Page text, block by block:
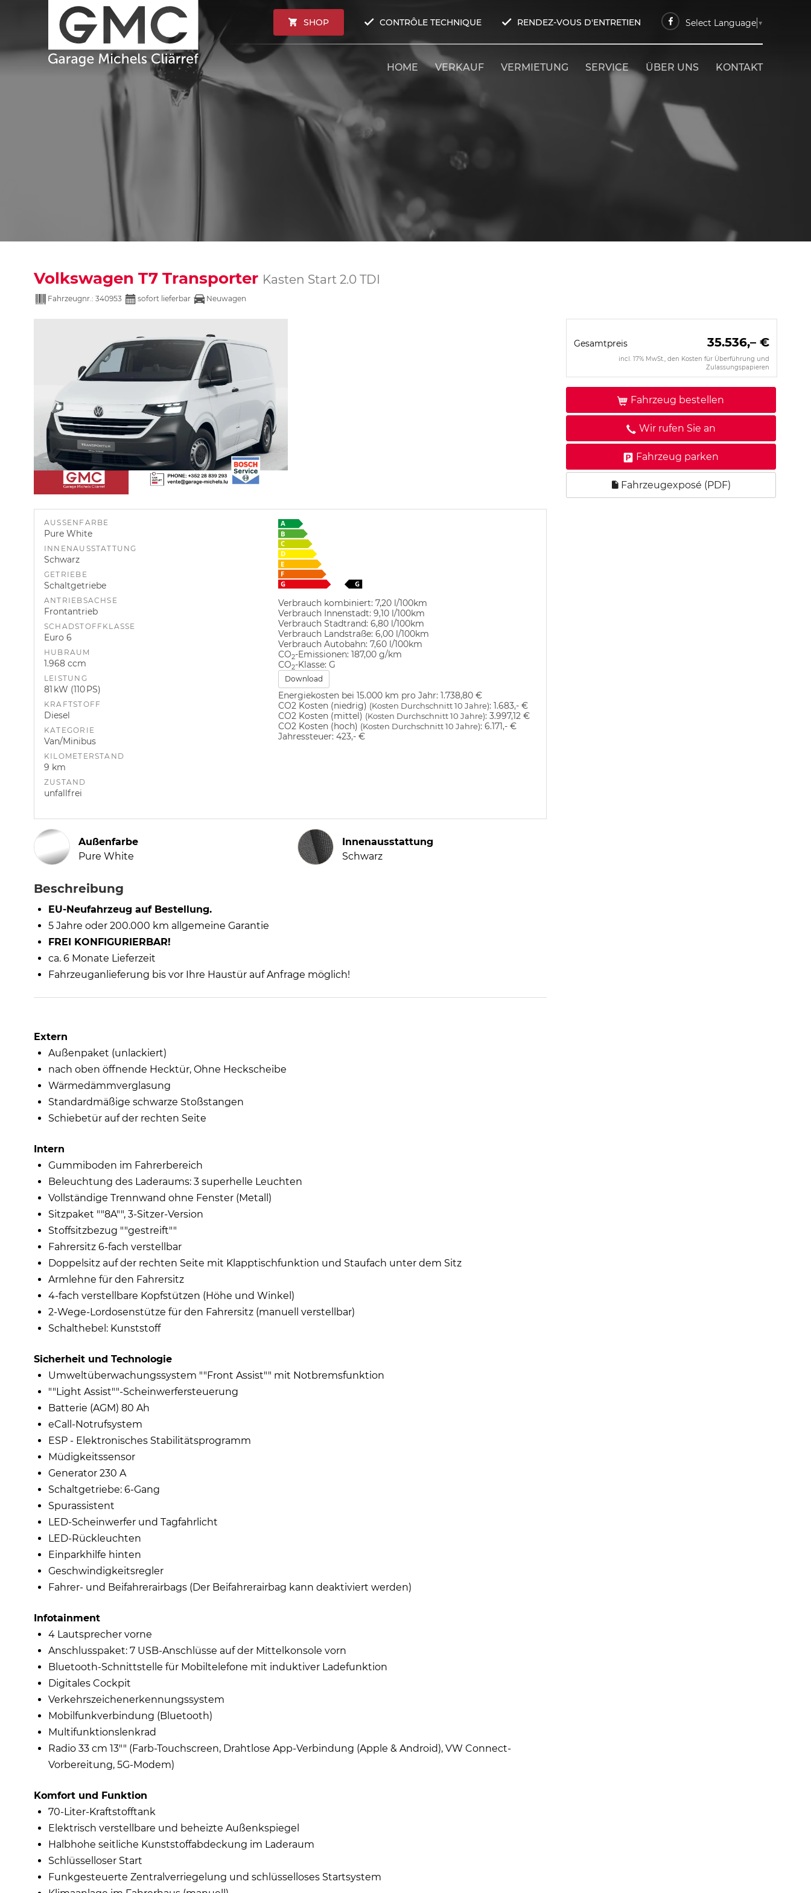
SHOP CONTRÔLE TECHNIQUE RENDEZ-VOUS D'ENTRETIEN Select Language ▼
HOME VERKAUF VERMIETUNG SERVICE ÜBER UNS KONTAKT
Volkswagen T7 Transporter Kasten Start 2.0 TDI
Fahrzeugnr.: 340953 sofort lieferbar Neuwagen
Gesamtpreis 35.536,– €
incl. 17% MwSt., den Kosten für Überführung und
Zulassungspapieren
Fahrzeug bestellen
Wir rufen Sie an
Fahrzeug parken
Fahrzeugexposé (PDF)
AUSSENFARBE
Pure White
INNENAUSSTATTUNG
Schwarz
GETRIEBE
Schaltgetriebe
ANTRIEBSACHSE
Frontantrieb
SCHADSTOFFKLASSE
Euro 6
HUBRAUM
1.968 ccm
LEISTUNG
81 kW (110 PS)
KRAFTSTOFF
Diesel
KATEGORIE
Van/Minibus
KILOMETERSTAND
9 km
ZUSTAND
unfallfrei
Verbrauch kombiniert: 7,20 l/100km
Verbrauch Innenstadt: 9,10 l/100km
Verbrauch Stadtrand: 6,80 l/100km
Verbrauch Landstraße: 6,00 l/100km
Verbrauch Autobahn: 7,60 l/100km
CO2-Emissionen: 187,00 g/km
CO2-Klasse: G
Download
Energiekosten bei 15.000 km pro Jahr: 1.738,80 €
CO2 Kosten (niedrig) (Kosten Durchschnitt 10 Jahre): 1.683,- €
CO2 Kosten (mittel) (Kosten Durchschnitt 10 Jahre): 3.997,12 €
CO2 Kosten (hoch) (Kosten Durchschnitt 10 Jahre): 6.171,- €
Jahressteuer: 423,- €
Außenfarbe
Pure White
Innenausstattung
Innenausstattung
Schwarz
Beschreibung
EU-Neufahrzeug auf Bestellung.
5 Jahre oder 200.000 km allgemeine Garantie
FREI KONFIGURIERBAR!
ca. 6 Monate Lieferzeit
Fahrzeuganlieferung bis vor Ihre Haustür auf Anfrage möglich!
Extern
Außenpaket (unlackiert)
nach oben öffnende Hecktür, Ohne Heckscheibe
Wärmedämmverglasung
Standardmäßige schwarze Stoßstangen
Schiebetür auf der rechten Seite
Intern
Gummiboden im Fahrerbereich
Beleuchtung des Laderaums: 3 superhelle Leuchten
Vollständige Trennwand ohne Fenster (Metall)
Sitzpaket ""8A"", 3-Sitzer-Version
Stoffsitzbezug ""gestreift""
Fahrersitz 6-fach verstellbar
Doppelsitz auf der rechten Seite mit Klapptischfunktion und Staufach unter dem Sitz
Armlehne für den Fahrersitz
4-fach verstellbare Kopfstützen (Höhe und Winkel)
2-Wege-Lordosenstütze für den Fahrersitz (manuell verstellbar)
Schalthebel: Kunststoff
Sicherheit und Technologie
Umweltüberwachungssystem ""Front Assist"" mit Notbremsfunktion
""Light Assist""-Scheinwerfersteuerung
Batterie (AGM) 80 Ah
eCall-Notrufsystem
ESP - Elektronisches Stabilitätsprogramm
Müdigkeitssensor
Generator 230 A
Schaltgetriebe: 6-Gang
Spurassistent
LED-Scheinwerfer und Tagfahrlicht
LED-Rückleuchten
Einparkhilfe hinten
Geschwindigkeitsregler
Fahrer- und Beifahrerairbags (Der Beifahrerairbag kann deaktiviert werden)
Infotainment
4 Lautsprecher vorne
Anschlusspaket: 7 USB-Anschlüsse auf der Mittelkonsole vorn
Bluetooth-Schnittstelle für Mobiltelefone mit induktiver Ladefunktion
Digitales Cockpit
Verkehrszeichenerkennungssystem
Mobilfunkverbindung (Bluetooth)
Multifunktionslenkrad
Radio 33 cm 13"" (Farb-Touchscreen, Drahtlose App-Verbindung (Apple & Android), VW Connect-
Vorbereitung, 5G-Modem)
Komfort und Funktion
70-Liter-Kraftstofftank
Elektrisch verstellbare und beheizte Außenkspiegel
Halbhohe seitliche Kunststoffabdeckung im Laderaum
Schlüsselloser Start
Funkgesteuerte Zentralverriegelung und schlüsselloses Startsystem